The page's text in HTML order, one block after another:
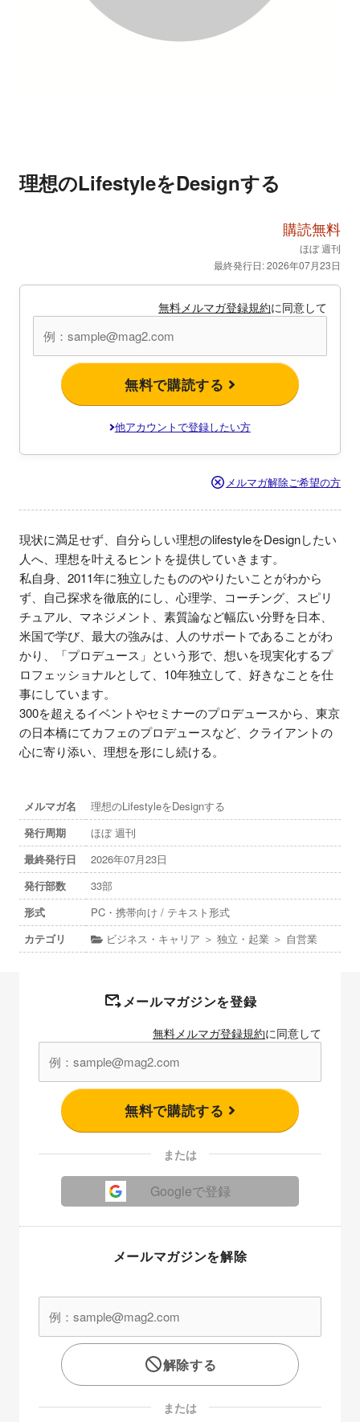
理想のLifestyleをDesignする
購読無料
ほぼ 週刊
最終発行日: 2026年07月23日
無料メルマガ登録規約に同意して
無料で購読する
他アカウントで登録したい方
メルマガ解除ご希望の方
現状に満足せず、自分らしい理想のlifestyleをDesignしたい
人へ、理想を叶えるヒントを提供していきます。
私自身、2011年に独立したもののやりたいことがわから
ず、自己探求を徹底的にし、心理学、コーチング、スピリ
チュアル、マネジメント、素質論など幅広い分野を日本、
米国で学び、最大の強みは、人のサポートであることがわ
かり、「プロデュース」という形で、想いを現実化するプ
ロフェッショナルとして、10年独立して、好きなことを仕
事にしています。
300を超えるイベントやセミナーのプロデュースから、東京
の日本橋にてカフェのプロデュースなど、クライアントの
心に寄り添い、理想を形にし続ける。
メルマガ名
理想のLifestyleをDesignする
発行周期
ほぼ 週刊
最終発行日
2026年07月23日
発行部数
33部
形式
PC・携帯向け / テキスト形式
カテゴリ
ビジネス・キャリア ＞ 独立・起業 ＞ 自営業
メールマガジンを登録
無料メルマガ登録規約に同意して
無料で購読する
または
Googleで登録
メールマガジンを解除
解除する
または